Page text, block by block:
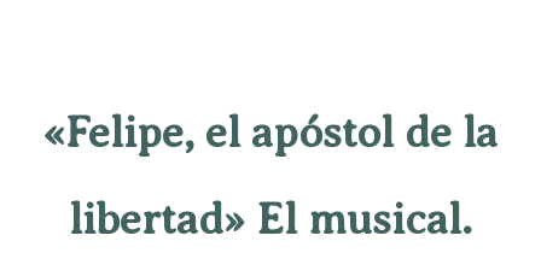
«Felipe, el apóstol de la
libertad» El musical.